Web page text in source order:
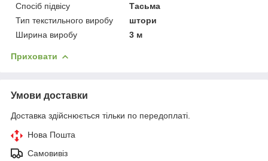
Спосіб підвісу
Тасьма
Тип текстильного виробу
штори
Ширина виробу
3 м
Приховати
Умови доставки
Доставка здійснюється тільки по передоплаті.
Нова Пошта
Самовивіз